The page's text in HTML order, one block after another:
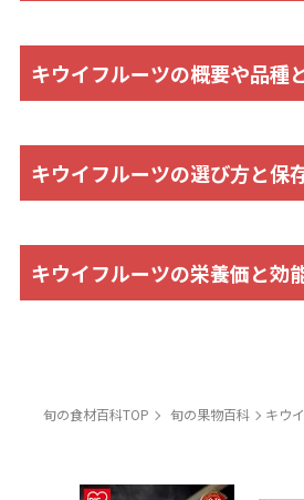
キウイフルーツの概要や品種
キウイフルーツの選び方と保
キウイフルーツの栄養価と効
旬の食材百科TOP 旬の果物百科 キウ